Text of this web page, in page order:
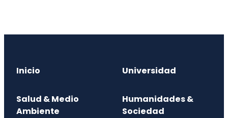
Inicio Universidad
Salud & Medio
Ambiente
Humanidades &
Sociedad